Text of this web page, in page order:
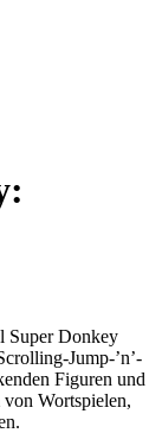
Super Donkey
Jump-’n’-
Figuren und
Wortspielen,